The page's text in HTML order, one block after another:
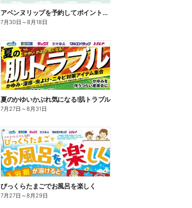
アベンヌリップを予約してポイントゲット!
7月30日 ～8月18日
夏のかゆいかぶれ気になる!肌トラブル
7月27日 ～8月31日
びっくらたまごでお風呂を楽しく
7月27日 ～8月29日